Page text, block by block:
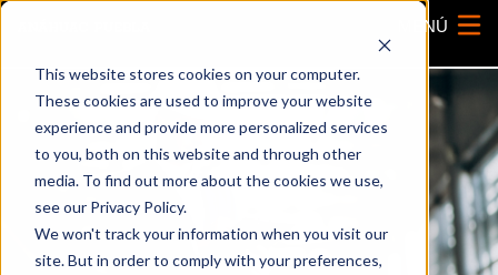
This website stores cookies on your computer.
These cookies are used to improve your website
experience and provide more personalized services
to you, both on this website and through other
media. To find out more about the cookies we use,
see our Privacy Policy.
We won't track your information when you visit our
site. But in order to comply with your preferences,
MENÚ